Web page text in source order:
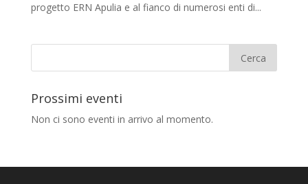
progetto ERN Apulia e al fianco di numerosi enti di...
Prossimi eventi
Non ci sono eventi in arrivo al momento.